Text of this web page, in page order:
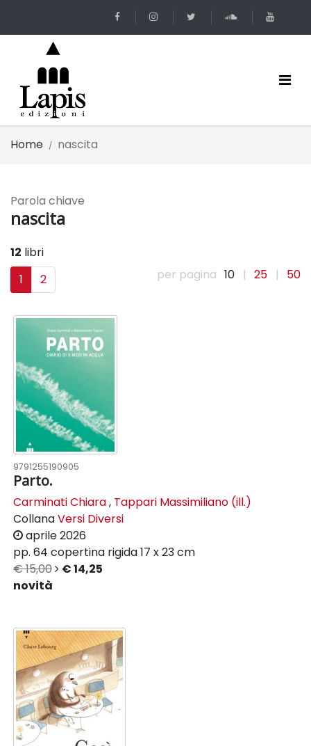
Home nascita
Parola chiave
nascita
12 libri
1
2 per pagina 10 | 25 | 50
9791255190905
Parto.
Carminati Chiara, Tappari Massimiliano (ill.)
CollanaVersi Diversi
aprile 2026
pp. 64 copertina rigida17 x 23 cm
€ 15,00
€ 14,25
novità